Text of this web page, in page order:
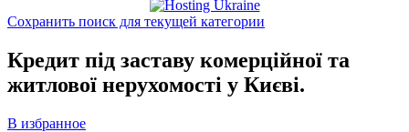
Сохранить поиск для текущей категории
Кредит під заставу комерційної та
житлової нерухомості у Києві.
В избранное